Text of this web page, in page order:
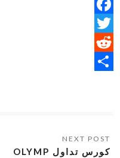
Facebook
Twitter
Reddit
كورس تداول OLYMP